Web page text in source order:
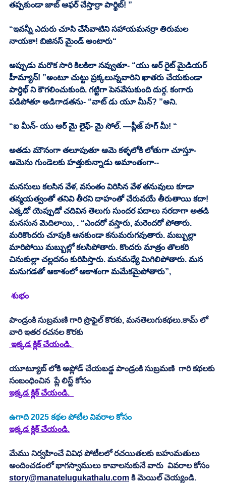
తప్పకుండా జాబ్ ఆఫర్ చేస్తార్రా పార్థిబ్! ”
“ఇవన్నీ ఎదురు చూసి చేసేవాటిని సహాయమనర్రా తిరుమల
నాయకా! బిజినస్ మైండ్ అంటారు“
అప్పుడు మరొక సారి కిలకిలా నవ్వుతూ- “యు ఆర్ రైట్ మైడియర్
హీమ్యాన్! ”అంటూ చుట్టు ప్రక్కలున్నవారిని ఖాతరు చేయకుండా
పార్ధిభ్ ని కౌగలించుకుంది. గట్టిగా పెనవేసుకుంది దుర్గ. కంగారు
పడిపోతూ అడిగాడతను- “వాట్ డు యూ మీన్? ”అని.
“ఐ మీన్- యు ఆర్ మై లైఫ్- మై సోల్. —ప్లీజ్ హగ్ మీ! “
అతడు మౌనంగా తలూపుతూ ఆమె కళ్ళలోకి లోతుగా చూస్తూ-
ఆమెను గుండెలకు హత్తుకున్నాడు అమాంతంగా--
మనసులు కలసిన వేళ, వసంతం విరిసిన వేళ తనువులు కూడా
తన్మయత్వంతో తనివి తీరని దాహంతో చేరువయే తీరుతాయి కదా!
ఎక్కడో యెప్పుడో చదివిన తెలుగు సుందర పదాలు సరదాగా అతడి
మనసున మెదిలాయి, . “ఎందరో వస్తారు, మరెందరో పోతారు.
మరికొందరు చూపుకి ఆనకుండా కనుమరుగవుతారు. మబ్బుల్లా
మారిపోయి మబ్బుల్లో కలసిపోతారు. కొందరు మాత్రం తొలకరి
చినుకుల్లా చల్లదనం కురిపిస్తారు. మనమధ్యే మిగిలిపోతారు. మన
మనుగడతో ఆకాశంలో ఆకాశంగా మమేకమైపోతారు”,
శుభం
పాండ్రంకి సుబ్రమణి గారి ప్రొఫైల్ కొరకు, మనతెలుగుకథలు.కామ్ లో
వారి ఇతర రచనల కొరకు
ఇక్కడ క్లిక్ చేయండి.
యూట్యూబ్ లోకి అప్లోడ్ చేయబడ్డ పాండ్రంకి సుబ్రమణి  గారి కథలకు
సంబంధించిన  ప్లే లిస్ట్ కోసం
ఇక్కడ క్లిక్ చేయండి.
ఉగాది 2025 కథల పోటీల వివరాల కోసం
ఇక్కడ క్లిక్ చేయండి.
మేము నిర్వహించే వివిధ పోటీలలో రచయితలకు బహుమతులు
అందించడంలో భాగస్వాములు కావాలనుకునే వారు  వివరాల కోసం
story@manatelugukathalu.com కి మెయిల్ చెయ్యండి.